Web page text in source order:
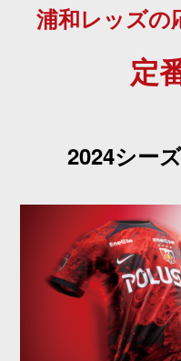
浦和レッズの
定
2024シー